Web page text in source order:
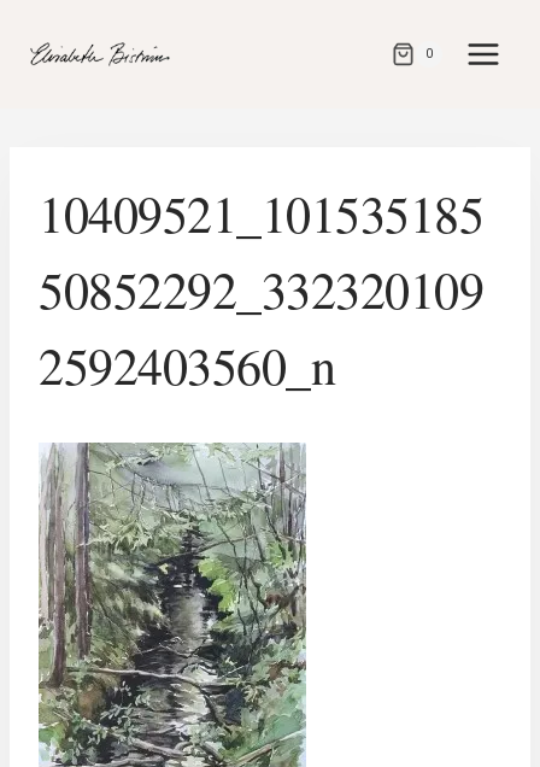
direkt
0
10409521_101535185
50852292_332320109
2592403560_n